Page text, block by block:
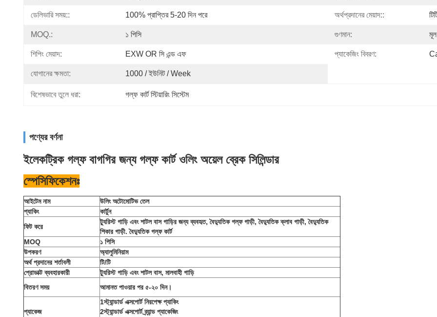
ডেলিভারি সময়:: 100% প্রাপ্তির 5-20 দিন পরে অর্থপ্রদানের মেয়াদ::
MOQ.: ১ পিসি গুণমান:
শিপিং মেয়াদ: EXW OR সি এন্ড এফ প্যাকেজিং বিবরণ:
যোগানের ক্ষমতা: 1000 / ইউনিট / Week
বিশেষভাবে তুলে ধরা: গল্ফ কার্ট স্টিয়ারিং সিস্টেম
পণ্যের বর্ণনা
ইলেকট্রিক গল্ফ বাগগির জন্য গল্ফ কার্ট ওলিং অয়েল ব্রেক সিলিন্ডার
স্পেসিফিকেশনঃ
আইটেম নাম
উলিং অটোমোটিভ তেল
প্যাকিং
কার্টুন
ফিট করে
ট্যুরিস্ট গাড়ি এবং শাটল বাস গাড়ির জন্য ব্যবহৃত, বৈদ্যুতিক গল্ফ গাড়ী, বৈদ্যুতিক ক্লাব গাড়ী, বৈদ্যুতিক
শিকার গাড়ী. বৈদ্যুতিক গল্ফ কার্ট
MOQ
১ পিসি
উপকরণ
অ্যালুমিনিয়াম
অর্থ প্রদানের শর্তাবলী
টি/টি
প্রোডাক্ট ব্যবহারকারী
ট্যুরিস্ট গাড়ি এবং শাটল বাস, মালবাহী গাড়ি
বিতরণ সময়
আমানত পাওয়ার পর ৫-২০ দিন।
প্যাকেজ
1স্ট্যান্ডার্ড এক্সপোর্ট নিরপেক্ষ প্যাকিং
2স্ট্যান্ডার্ড এক্সপোর্ট ব্র্যান্ড প্যাকেজিং